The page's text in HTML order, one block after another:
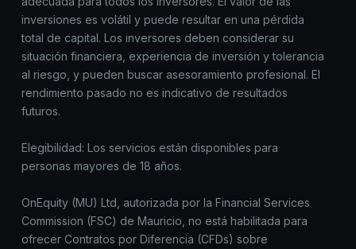
inversiones es volátil y puede resultar en una pérdida
total de capital. Los inversores deben considerar su
situación financiera, experiencia de inversión y tolerancia
al riesgo, y pueden buscar asesoramiento profesional. El
rendimiento pasado no es indicativo de resultados
futuros.
Elegibilidad: Los servicios están disponibles para
personas mayores de 18 años.
OnEquity (MU) Ltd, autorizada por la Financial Services
Commission (FSC) de Mauricio, no está habilitada para
ofrecer Contratos por Diferencia (CFDs) sobre